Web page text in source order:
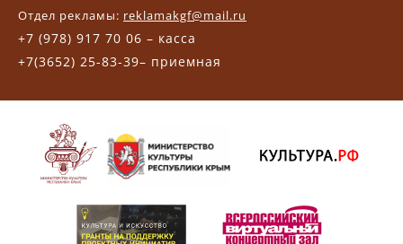
Отдел рекламы: reklamakgf@mail.ru
+7 (978) 917 70 06 – касса
+7(3652) 25-83-39– приемная